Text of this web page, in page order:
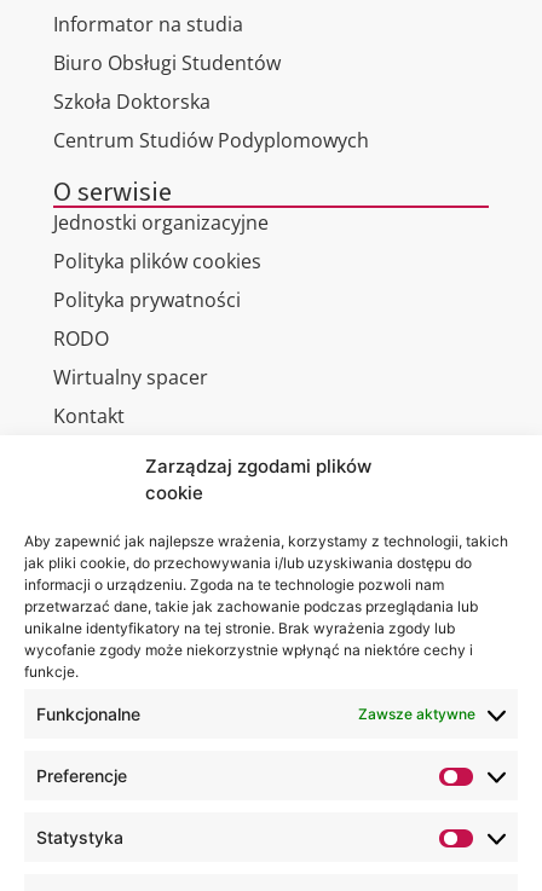
Zarządzaj zgodami plików
cookie
Aby zapewnić jak najlepsze wrażenia, korzystamy z technologii, takich
jak pliki cookie, do przechowywania i/lub uzyskiwania dostępu do
informacji o urządzeniu. Zgoda na te technologie pozwoli nam
przetwarzać dane, takie jak zachowanie podczas przeglądania lub
unikalne identyfikatory na tej stronie. Brak wyrażenia zgody lub
wycofanie zgody może niekorzystnie wpłynąć na niektóre cechy i
funkcje.
Funkcjonalne Zawsze aktywne
Preferencje
Statystyka
Informator na studia
Biuro Obsługi Studentów
Szkoła Doktorska
Centrum Studiów Podyplomowych
O serwisie
Jednostki organizacyjne
Polityka plików cookies
Polityka prywatności
RODO
Wirtualny spacer
Kontakt
Lubelska
Akademia
WSEI
ul.
Projektowa
Jesteśmy
na: